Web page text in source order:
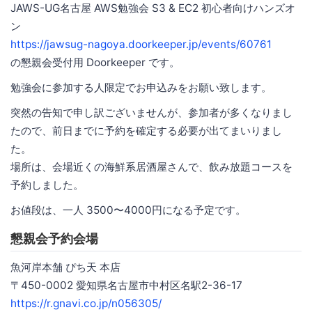
JAWS-UG名古屋 AWS勉強会 S3 & EC2 初心者向けハンズオ
ン
https://jawsug-nagoya.doorkeeper.jp/events/60761
の懇親会受付用 Doorkeeper です。
勉強会に参加する人限定でお申込みをお願い致します。
突然の告知で申し訳ございませんが、参加者が多くなりまし
たので、前日までに予約を確定する必要が出てまいりまし
た。
場所は、会場近くの海鮮系居酒屋さんで、飲み放題コースを
予約しました。
お値段は、一人 3500〜4000円になる予定です。
懇親会予約会場
魚河岸本舗 ぴち天 本店
〒450-0002 愛知県名古屋市中村区名駅2-36-17
https://r.gnavi.co.jp/n056305/